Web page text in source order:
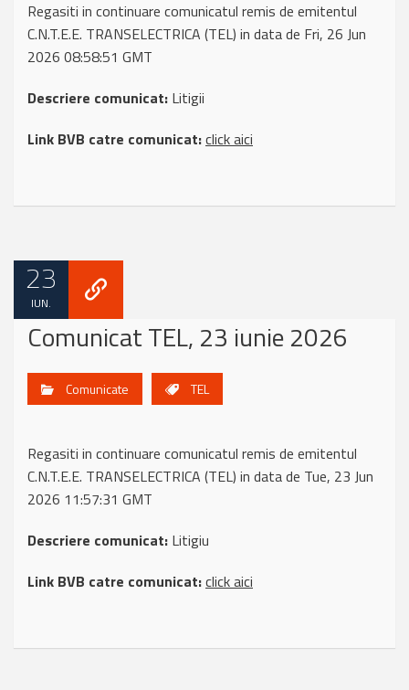
Regasiti in continuare comunicatul remis de emitentul
C.N.T.E.E. TRANSELECTRICA (TEL) in data de Fri, 26 Jun
2026 08:58:51 GMT
Descriere comunicat: Litigii
Link BVB catre comunicat:click aici
23
IUN.
Comunicat TEL, 23 iunie 2026
Comunicate TEL
Regasiti in continuare comunicatul remis de emitentul
C.N.T.E.E. TRANSELECTRICA (TEL) in data de Tue, 23 Jun
2026 11:57:31 GMT
Descriere comunicat: Litigiu
Link BVB catre comunicat:click aici